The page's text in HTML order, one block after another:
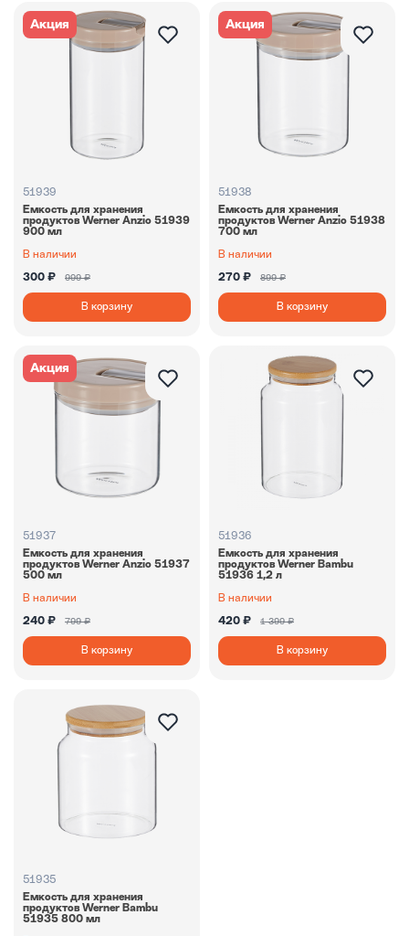
Акция
51939
Емкость для хранения
продуктов Werner Anzio 51939
900 мл
В наличии
300 ₽ 999 ₽
В корзину
Акция
51938
Емкость для хранения
продуктов Werner Anzio 51938
700 мл
В наличии
270 ₽ 899 ₽
В корзину
Акция
51937
Емкость для хранения
продуктов Werner Anzio 51937
500 мл
В наличии
240 ₽ 799 ₽
В корзину
51936
Емкость для хранения
продуктов Werner Bambu
51936 1,2 л
В наличии
420 ₽ 1 399 ₽
В корзину
51935
Емкость для хранения
продуктов Werner Bambu
51935 800 мл